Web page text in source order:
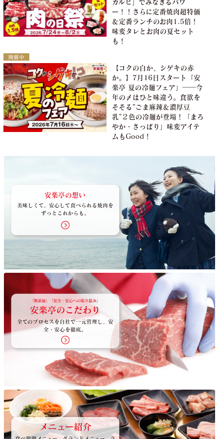
カルビ」でみなぎるパワ
ー！！さらに定番焼肉超特価
＆定番ランチのお肉1.5倍！
味変タレとお肉の夏セット
も！
開催中
【コクの白か、シゲキの赤
か。】7月16日スタート「安
楽亭 夏の冷麺フェア」――今
年の〆はひと味違う。食欲を
そそる”ごま麻辣＆濃厚豆
乳”２色の冷麺が登場！「まろ
やか・さっぱり」味変アイテ
ムもGood！
安楽亭の想い
美味しくて、安心して食べられる焼肉を
ずっとこれからも。
「無添加」「安全・安心への取り組み」
安楽亭のこだわり
全てのプロセスを自社で一元管理し、安
全・安心を徹底。
メニュー紹介